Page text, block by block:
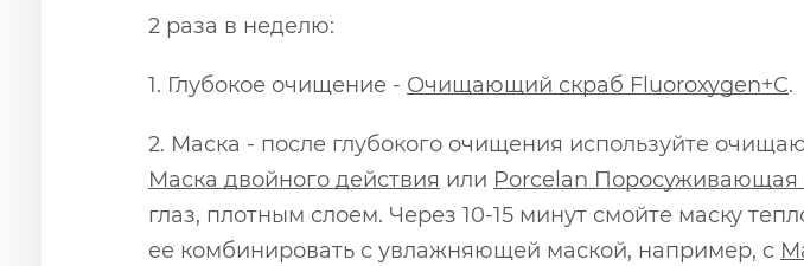
2 раза в неделю:
1. Глубокое очищение - Очищающий скраб Fluoroxygen+C.
2. Маска - после глубокого очищения используйте
Маска двойного действия или Porcelan Поросуживающая
глаз, плотным слоем. Через 10-15 минут смойте маску
ее комбинировать с увлажняющей маской, например, c